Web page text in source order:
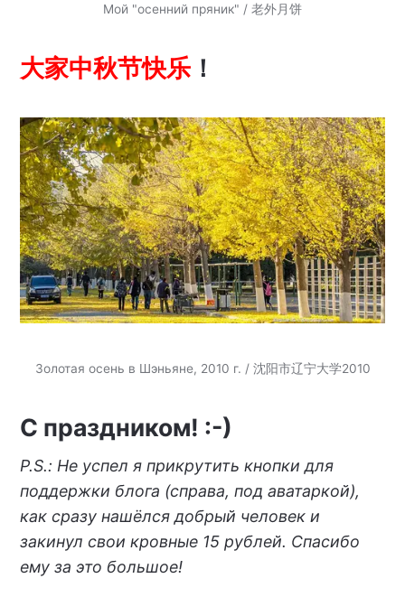
Мой "осенний пряник" / 老外月饼
大家中秋节快乐！
Золотая осень в Шэньяне, 2010 г. / 沈阳市辽宁大学2010
С праздником! :-)
P.S.: Не успел я прикрутить кнопки для
поддержки блога (справа, под аватаркой),
как сразу нашёлся добрый человек и
закинул свои кровные 15 рублей. Спасибо
ему за это большое!